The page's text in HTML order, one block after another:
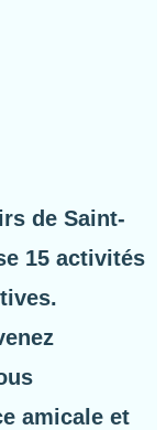
de Saint-
15 activités
amicale et